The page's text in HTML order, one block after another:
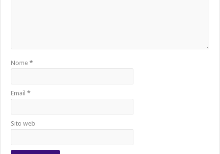
Nome*
Email*
Sito web